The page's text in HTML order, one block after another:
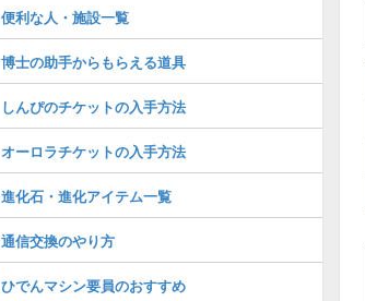
便利な人・施設一覧
博士の助手からもらえる道具
しんぴのチケットの入手方法
オーロラチケットの入手方法
進化石・進化アイテム一覧
通信交換のやり方
ひでんマシン要員のおすすめ